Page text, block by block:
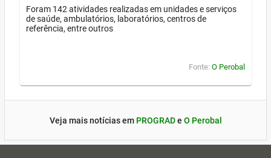
Foram 142 atividades realizadas em unidades e serviços
de saúde, ambulatórios, laboratórios, centros de
referência, entre outros
Fonte: O Perobal
Veja mais notícias em PROGRADe O Perobal